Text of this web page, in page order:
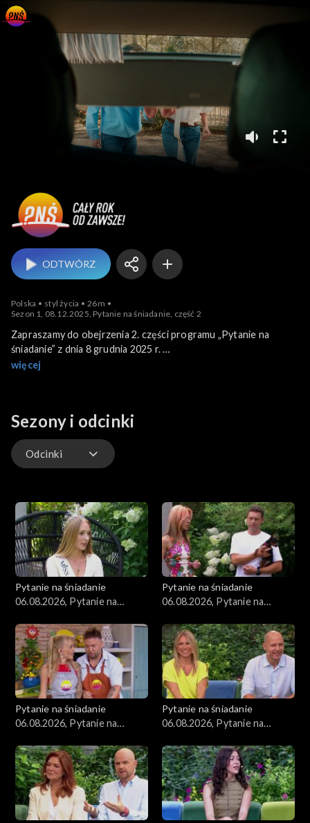
Pytanie na śniadanie
ODTWÓRZ
Polska styl życia
26m
Sezon 1, 08.12.2025, Pytanie na śniadanie, część 2
Zapraszamy do obejrzenia 2. części programu „Pytanie na
śniadanie” z dnia 8 grudnia 2025 r.
Program poprowadzili: Marta Surnik i Grzegorz Dobek.
więcej
Sezony i odcinki
Odcinki
Gwiazdy
Scena Pnś
Ludzie
Zdrowie
Porady
Czerwony Dywan
Uroda
Moda
Pytanie na śniadanie
06.08.2026, Pytanie na
Pytanie na śniadanie
06.08.2026, Pytanie na
Pytanie na śniadanie
06.08.2026, Pytanie na
Pytanie na śniadanie
06.08.2026, Pytanie na